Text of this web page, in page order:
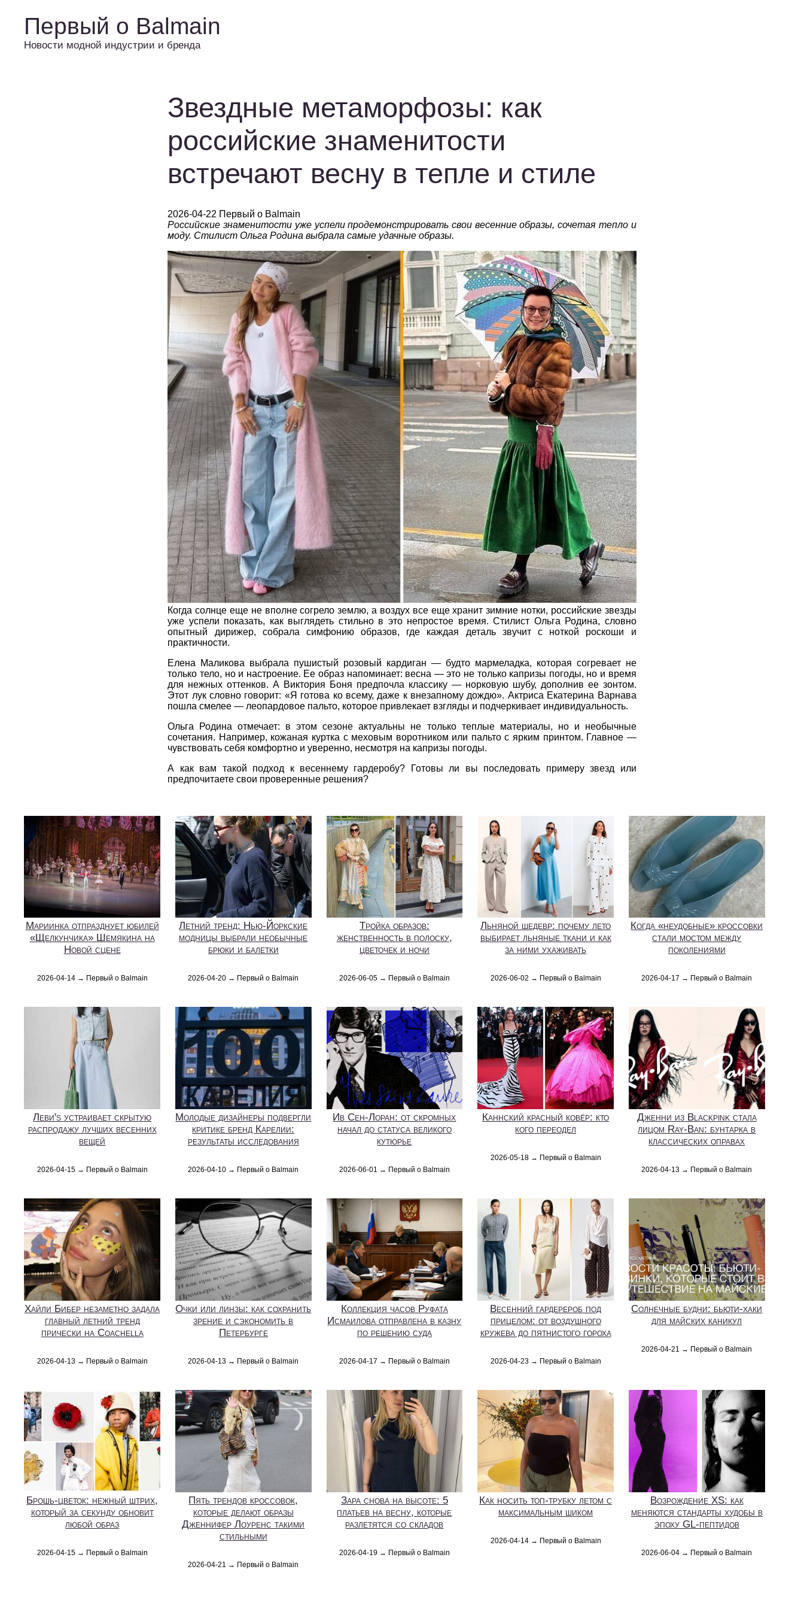
Первый о Balmain
Новости модной индустрии и бренда
Звездные метаморфозы: как
российские знаменитости
встречают весну в тепле и стиле
2026-04-22 Первый о Balmain
Российские знаменитости уже успели продемонстрировать свои весенние образы, сочетая тепло и
моду. Стилист Ольга Родина выбрала самые удачные образы.
Когда солнце еще не вполне согрело землю, а воздух все еще хранит зимние нотки, российские звезды
уже успели показать, как выглядеть стильно в это непростое время. Стилист Ольга Родина, словно
опытный дирижер, собрала симфонию образов, где каждая деталь звучит с ноткой роскоши и
практичности.
Елена Маликова выбрала пушистый розовый кардиган — будто мармеладка, которая согревает не
только тело, но и настроение. Ее образ напоминает: весна — это не только капризы погоды, но и время
для нежных оттенков. А Виктория Боня предпочла классику — норковую шубу, дополнив ее зонтом.
Этот лук словно говорит: «Я готова ко всему, даже к внезапному дождю». Актриса Екатерина Варнава
пошла смелее — леопардовое пальто, которое привлекает взгляды и подчеркивает индивидуальность.
Ольга Родина отмечает: в этом сезоне актуальны не только теплые материалы, но и необычные
сочетания. Например, кожаная куртка с меховым воротником или пальто с ярким принтом. Главное —
чувствовать себя комфортно и уверенно, несмотря на капризы погоды.
А как вам такой подход к весеннему гардеробу? Готовы ли вы последовать примеру звезд или
предпочитаете свои проверенные решения?
Мариинка отпразднует юбилей
«Щелкунчика» Шемякина на
Новой сцене
2026-04-14 → Первый о Balmain
Летний тренд: Нью-Йоркские
модницы выбрали необычные
брюки и балетки
2026-04-20 → Первый о Balmain
Тройка образов:
женственность в полоску,
цветочек и ночи
2026-06-05 → Первый о Balmain
Льняной шедевр: почему лето
выбирает льняные ткани и как
за ними ухаживать
2026-06-02 → Первый о Balmain
Когда «неудобные» кроссовки
стали мостом между
поколениями
2026-04-17 → Первый о Balmain
Леви's устраивает скрытую
распродажу лучших весенних
вещей
2026-04-15 → Первый о Balmain
Молодые дизайнеры подвергли
критике бренд Карелии:
результаты исследования
2026-04-10 → Первый о Balmain
Ив Сен-Лоран: от скромных
начал до статуса великого
кутюрье
2026-06-01 → Первый о Balmain
Каннский красный ковёр: кто
кого переодел
2026-05-18 → Первый о Balmain
Дженни из Blackpink стала
лицом Ray-Ban: бунтарка в
классических оправах
2026-04-13 → Первый о Balmain
Хайли Бибер незаметно задала
главный летний тренд
прически на Coachella
2026-04-13 → Первый о Balmain
Очки или линзы: как сохранить
зрение и сэкономить в
Петербурге
2026-04-13 → Первый о Balmain
Коллекция часов Руфата
Исмаилова отправлена в казну
по решению суда
2026-04-17 → Первый о Balmain
Весенний гардерероб под
прицелом: от воздушного
кружева до пятнистого гороха
2026-04-23 → Первый о Balmain
Солнечные будни: бьюти-хаки
для майских каникул
2026-04-21 → Первый о Balmain
Брошь-цветок: нежный штрих,
который за секунду обновит
любой образ
2026-04-15 → Первый о Balmain
Пять трендов кроссовок,
которые делают образы
Дженнифер Лоуренс такими
стильными
2026-04-21 → Первый о Balmain
Зара снова на высоте: 5
платьев на весну, которые
разлетятся со складов
2026-04-19 → Первый о Balmain
Как носить топ-трубку летом с
максимальным шиком
2026-04-14 → Первый о Balmain
Возрождение XS: как
меняются стандарты худобы в
эпоху GL‑пептидов
2026-06-04 → Первый о Balmain